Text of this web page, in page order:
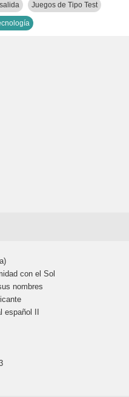
Juegos de Tipo Test
con el Sol
nombres
II